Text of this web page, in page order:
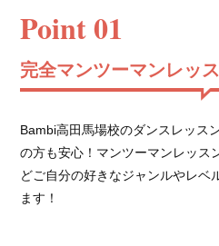
Point 01
完全マンツーマンレッ
Bambi高田馬場校のダンスレッス
の方も安心！マンツーマンレッス
どご自分の好きなジャンルやレベ
ます！